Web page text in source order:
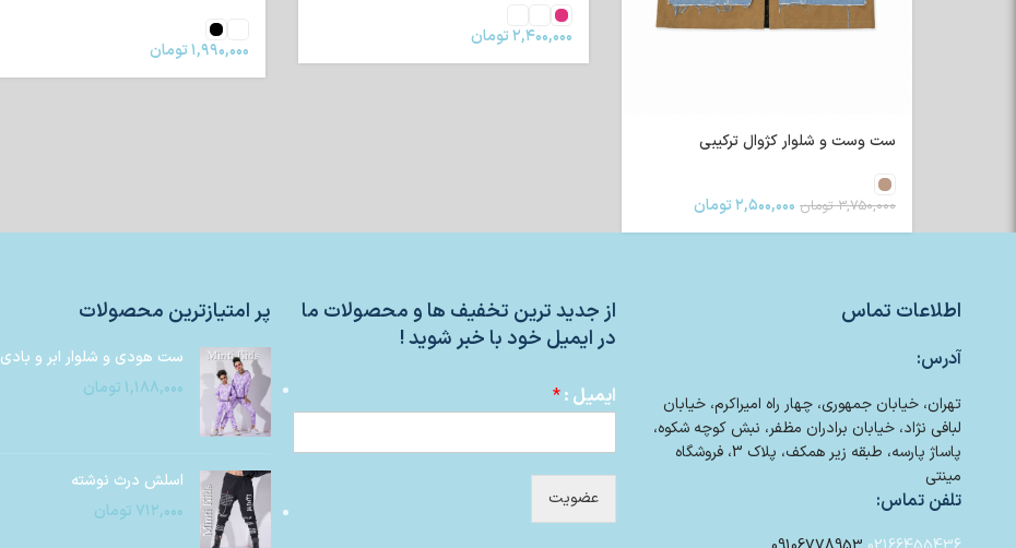
ست وست و شلوار کژوال ترکیبی
۳,۷۵۰,۰۰۰ تومان ۲,۵۰۰,۰۰۰تومان
۲,۴۰۰,۰۰۰تومان
۱,۹۹۰,۰۰۰تومان
اطلاعات تماس
آدرس:
تهران، خیابان جمهوری، چهار راه امیراکرم، خیابان
لبافی نژاد، خیابان برادران مظفر، نبش کوچه شکوه،
پاساژ پارسه، طبقه زیر همکف، پلاک 3، فروشگاه
مینتی
تلفن تماس:
از جدید ترین تخفیف ها و محصولات ما
در ایمیل خود با خبر شوید !
ایمیل :*
عضویت
پر امتیازترین محصولات
ست هودی و شلوار ابر و بادی
۱,۱۸۸,۰۰۰ تومان
اسلش درث نوشته
۷۱۲,۰۰۰ تومان